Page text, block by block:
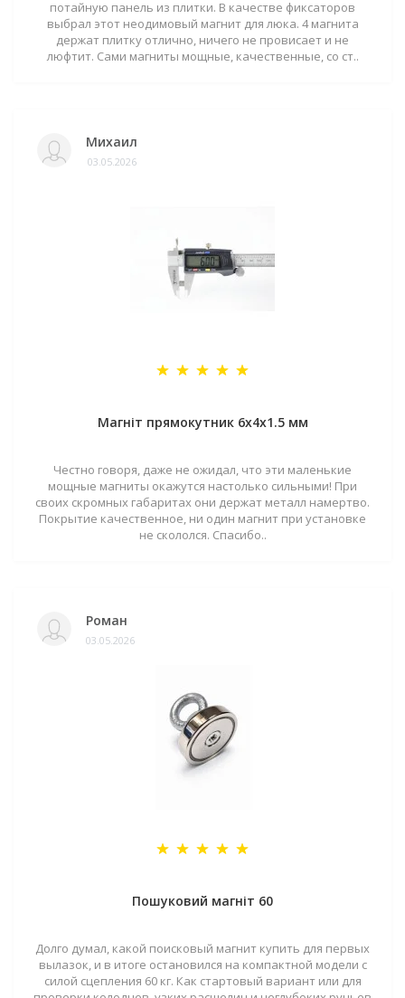
потайную панель из плитки. В качестве фиксаторов
выбрал этот неодимовый магнит для люка. 4 магнита
держат плитку отлично, ничего не провисает и не
люфтит. Сами магниты мощные, качественные, со ст..
Михаил
03.05.2026
Магніт прямокутник 6х4х1.5 мм
Честно говоря, даже не ожидал, что эти маленькие
мощные магниты окажутся настолько сильными! При
своих скромных габаритах они держат металл намертво.
Покрытие качественное, ни один магнит при установке
не скололся. Спасибо..
Роман
03.05.2026
Пошуковий магніт 60
Долго думал, какой поисковый магнит купить для первых
вылазок, и в итоге остановился на компактной модели с
силой сцепления 60 кг. Как стартовый вариант или для